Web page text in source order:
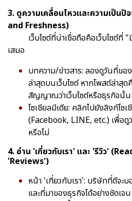
3. ดูความเคลื่อนไหวและความเป็
and Freshness)
เว็บไซต์ที่น่าเชื่อถือคือเว็บไซต์ที่ "
เสมอ
บทความ/ข่าวสาร: ลองดูวันที่ขอ
ล่าสุดบนเว็บไซต์ หากโพสต์ล่าสุ
สัญญาณว่าเว็บไซต์หรือธุรกิจนั้น
โซเชียลมีเดีย: คลิกไปยังลิงก์โซ
(Facebook, LINE, etc.) เพื่อดู
หรือไม่
4. อ่าน 'เกี่ยวกับเรา' และ 'รีวิว'
'Reviews')
หน้า 'เกี่ยวกับเรา': บริษัทที่ดีจะบ
และที่มาของธุรกิจได้อย่างชัดเ